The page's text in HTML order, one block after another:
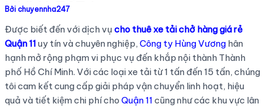
Bởi chuyennha247
Được biết đến với dịch vụ cho thuê xe tải chở hàng giá rẻ
Quận 11 uy tín và chuyên nghiệp, Công ty Hùng Vươnghân
hạnh mở rộng phạm vi phục vụ đến khắp nội thành Thành
phố Hồ Chí Minh. Với các loại xe tải từ 1 tấn đến 15 tấn, chúng
tôi cam kết cung cấp giải pháp vận chuyển linh hoạt, hiệu
quả và tiết kiệm chi phí cho Quận 11 cũng như các khu vực lân